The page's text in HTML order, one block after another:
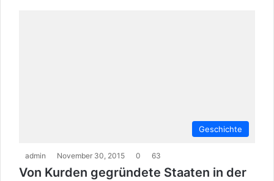
Geschichte
admin November 30, 2015 0 63
Von Kurden gegründete Staaten in der